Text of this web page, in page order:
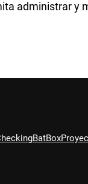
administrar y
BatBox